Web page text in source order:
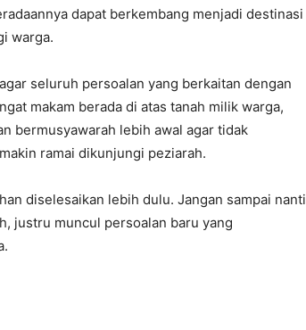
dapat berkembang menjadi destinasi
warga.
seluruh persoalan yang berkaitan dengan
makam berada di atas tanah milik warga,
bermusyawarah lebih awal agar tidak
ramai dikunjungi peziarah.
diselesaikan lebih dulu. Jangan sampai nanti
justru muncul persoalan baru yang